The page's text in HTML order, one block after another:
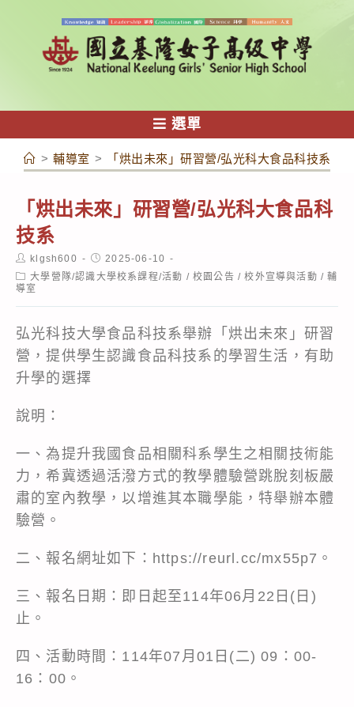
容
選單
> 輔導室 > 「烘出未來」研習營/弘光科大食品科技系
「烘出未來」研習營/弘光科大食品科
技系
Post
author:
klgsh600
Post
published:
2025-06-10
Post
category:
大學營隊/認識大學校系課程/活動 / 校園公告 / 校外宣導與活動 / 輔
導室
弘光科技大學食品科技系舉辦「烘出未來」研習
營，提供學生認識食品科技系的學習生活，有助
升學的選擇
說明：
一、為提升我國食品相關科系學生之相關技術能
力，希冀透過活潑方式的教學體驗營跳脫刻板嚴
肅的室內教學，以增進其本職學能，特舉辦本體
驗營。
二、報名網址如下：https://reurl.cc/mx55p7。
三、報名日期：即日起至114年06月22日(日)
止。
四、活動時間：114年07月01日(二) 09：00-
16：00。